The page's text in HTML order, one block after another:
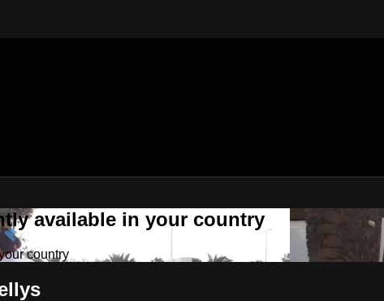
available in your country
country